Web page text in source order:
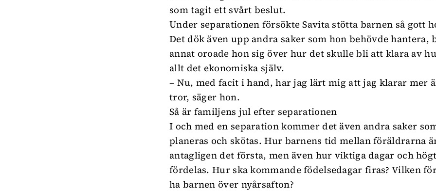
som tagit ett svårt beslut.
Under separationen försökte Savita stötta barnen så gott
Det dök även upp andra saker som hon behövde hantera,
annat oroade hon sig över hur det skulle bli att klara av
allt det ekonomiska själv.
– Nu, med facit i hand, har jag lärt mig att jag klarar mer
tror, säger hon.
Så är familjens jul efter separationen
I och med en separation kommer det även andra saker
planeras och skötas. Hur barnens tid mellan föräldrarna
antagligen det första, men även hur viktiga dagar och
fördelas. Hur ska kommande födelsedagar firas? Vilken
ha barnen över nyårsafton?